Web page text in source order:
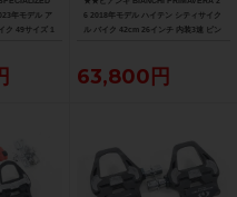
年モデル ア
ク 49サイズ 1
6 2018年モデル ハイテン シティサイク
ル バイク 42cm 26インチ 内装3速 ピン
63,800円